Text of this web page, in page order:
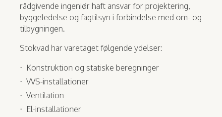
rådgivende ingeniør haft ansvar for projektering,
byggeledelse og fagtilsyn i forbindelse med om- og
tilbygningen.
Stokvad har varetaget følgende ydelser:
Konstruktion og statiske beregninger
VVS-installationer
Ventilation
El-installationer